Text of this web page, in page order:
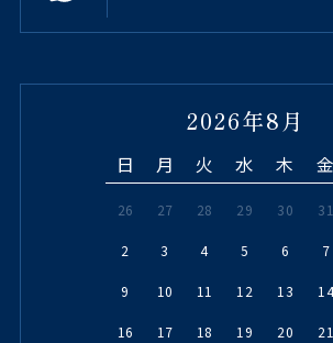
2026年8月
日 月 火 水 木 金
26 27 28 29 30 31
2 3 4 5 6 7
9 10 11 12 13 14
16 17 18 19 20 21